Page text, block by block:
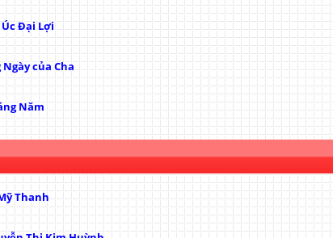
Đại Lợi
Ngày của Cha
Năm
Thanh